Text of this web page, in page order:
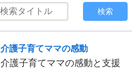
検索
介護子育てママの感動
介護子育てママの感動と支援